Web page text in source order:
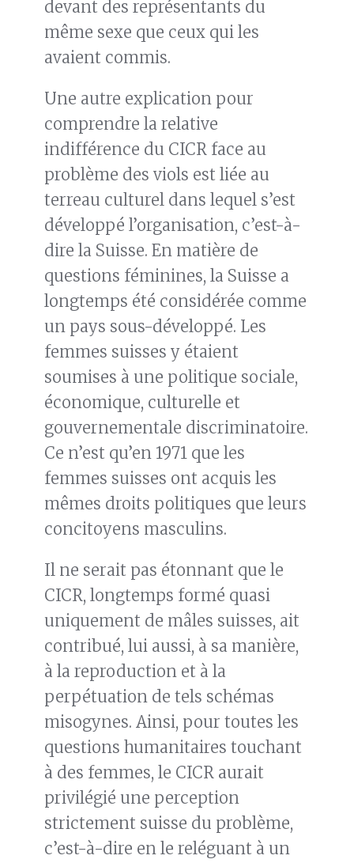
devant des représentants du
même sexe que ceux qui les
avaient commis.
Une autre explication pour
comprendre la relative
indifférence du CICR face au
problème des viols est liée au
terreau culturel dans lequel s’est
développé l’organisation, c’est-à-
dire la Suisse. En matière de
questions féminines, la Suisse a
longtemps été considérée comme
un pays sous-développé. Les
femmes suisses y étaient
soumises à une politique sociale,
économique, culturelle et
gouvernementale discriminatoire.
Ce n’est qu’en 1971 que les
femmes suisses ont acquis les
mêmes droits politiques que leurs
concitoyens masculins.
Il ne serait pas étonnant que le
CICR, longtemps formé quasi
uniquement de mâles suisses, ait
contribué, lui aussi, à sa manière,
à la reproduction et à la
perpétuation de tels schémas
misogynes. Ainsi, pour toutes les
questions humanitaires touchant
à des femmes, le CICR aurait
privilégié une perception
strictement suisse du problème,
c’est-à-dire en le reléguant à un